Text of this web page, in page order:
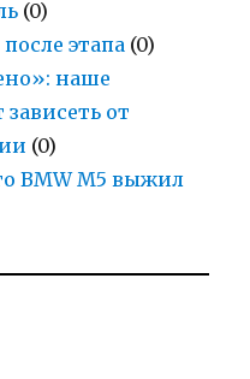
(0)
этапа (0)
наше
от
(0)
BMW M5 выжил